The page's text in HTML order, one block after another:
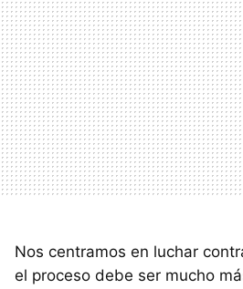
Nos centramos en luchar
el proceso debe ser mucho